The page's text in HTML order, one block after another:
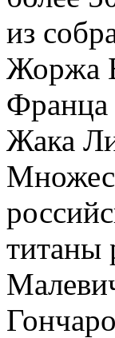
из
Жоржа
Франца
Жака
титаны